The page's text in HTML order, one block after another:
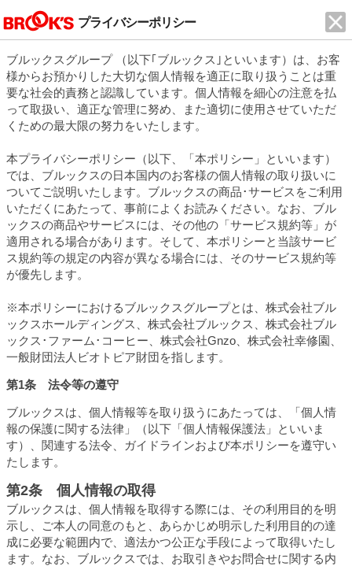
プライバシーポリシー
ブルックスグループ （以下｢ブルックス｣といいます）は、お客
様からお預かりした大切な個人情報を適正に取り扱うことは重
要な社会的責務と認識しています。個人情報を細心の注意を払
って取扱い、適正な管理に努め、また適切に使用させていただ
くための最大限の努力をいたします。
本プライバシーポリシー（以下、「本ポリシー」といいます）
では、ブルックスの日本国内のお客様の個人情報の取り扱いに
ついてご説明いたします。ブルックスの商品･サービスをご利用
いただくにあたって、事前によくお読みください。なお、ブル
ックスの商品やサービスには、その他の「サービス規約等」が
適用される場合があります。そして、本ポリシーと当該サービ
ス規約等の規定の内容が異なる場合には、そのサービス規約等
が優先します。
※本ポリシーにおけるブルックスグループとは、株式会社ブル
ックスホールディングス、株式会社ブルックス、株式会社ブル
ックス･ファーム･コーヒー、株式会社Gnzo、株式会社幸修園、
一般財団法人ビオトピア財団を指します。
第1条 法令等の遵守
ブルックスは、個人情報等を取り扱うにあたっては、「個人情
報の保護に関する法律」（以下「個人情報保護法」といいま
す）、関連する法令、ガイドラインおよび本ポリシーを遵守い
たします。
第2条 個人情報の取得
ブルックスは、個人情報を取得する際には、その利用目的を明
示し、ご本人の同意のもと、あらかじめ明示した利用目的の達
成に必要な範囲内で、適法かつ公正な手段によって取得いたし
ます。なお、ブルックスでは、お取引きやお問合せに関する内